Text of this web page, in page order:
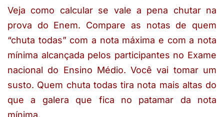
Veja como calcular se vale a pena chutar na
prova do Enem. Compare as notas de quem
“chuta todas” com a nota máxima e com a nota
mínima alcançada pelos participantes no Exame
nacional do Ensino Médio. Você vai tomar um
susto. Quem chuta todas tira nota mais altas do
que a galera que fica no patamar da nota